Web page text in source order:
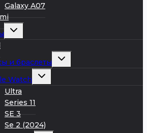
Galaxy A07
Развернуть
и браслеты
Развернуть
Watch
Развернуть
Ultra
Series 11
SE 3
Se 2 (2024)